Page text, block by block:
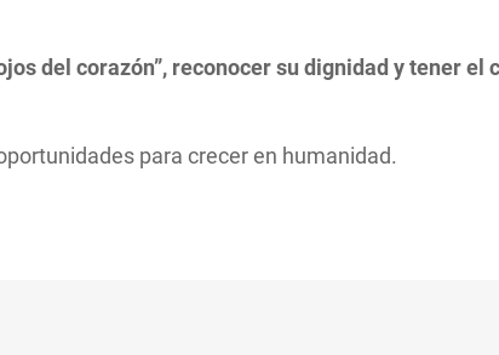
del corazón”, reconocer su dignidad y tener el
para crecer en humanidad.